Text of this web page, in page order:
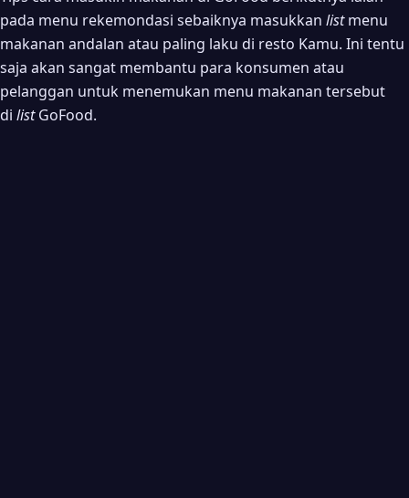
pada menu rekemondasi sebaiknya masukkan listmenu
makanan andalan atau paling laku di resto Kamu. Ini tentu
saja akan sangat membantu para konsumen atau
pelanggan untuk menemukan menu makanan tersebut
di listGoFood.